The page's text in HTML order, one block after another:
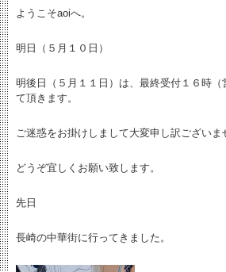
ようこそaoiへ。
明日（５月１０日）
明後日（５月１１日）は、最終受付１６時
て頂きます。
ご迷惑をお掛けしまして大変申し訳ございま
どうぞ宜しくお願い致します。
先日
長崎の中華街に行ってきました。